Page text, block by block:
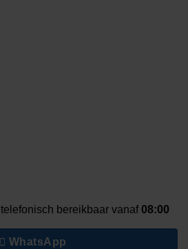
telefonisch bereikbaar vanaf 08:00
WhatsApp